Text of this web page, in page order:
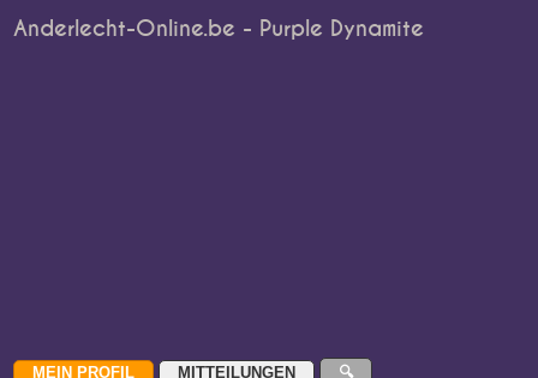
Anderlecht-Online.be - Purple Dynamite